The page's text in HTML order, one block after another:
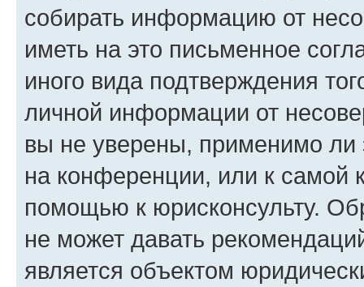
собирать информацию от
иметь на это письменное
иного вида подтверждения
личной информации от
вы не уверены, применимо ли
на конференции, или к самой
помощью к юрисконсульту.
не может давать
является объектом